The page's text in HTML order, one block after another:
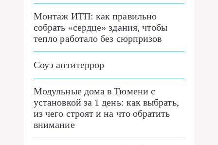
Монтаж ИТП: как правильно
собрать «сердце» здания, чтобы
тепло работало без сюрпризов
Соуэ антитеррор
Модульные дома в Тюмени с
установкой за 1 день: как выбрать,
из чего строят и на что обратить
внимание